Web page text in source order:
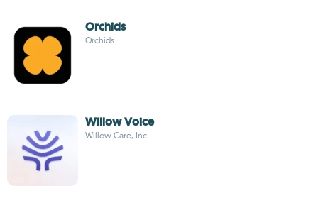
Orchids
Orchids
Willow Voice
Willow Care, Inc.